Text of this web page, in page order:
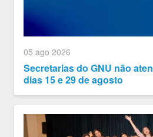
05 ago 2026
Secretarias do GNU não
dias 15 e 29 de agosto